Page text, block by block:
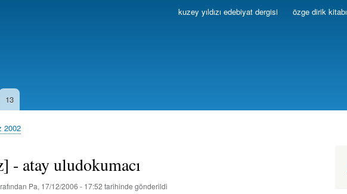
kuzey yıldızı edebiyat dergisi özge dirik kitabı
13
2002
- atay uludokumacı
Pa, 17/12/2006 - 17:52 tarihinde gönderildi